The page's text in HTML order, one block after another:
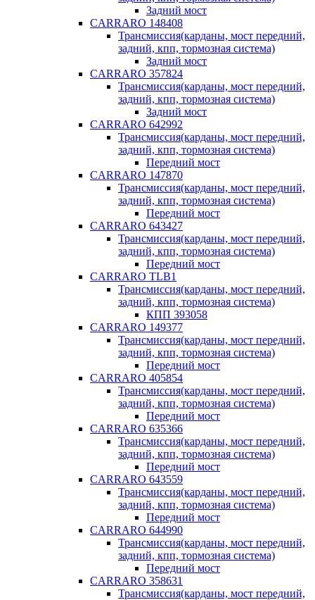
Задний мост
CARRARO 148408
Трансмиссия(карданы, мост передний,
задний, кпп, тормозная система)
Задний мост
CARRARO 357824
Трансмиссия(карданы, мост передний,
задний, кпп, тормозная система)
Задний мост
CARRARO 642992
Трансмиссия(карданы, мост передний,
задний, кпп, тормозная система)
Передний мост
CARRARO 147870
Трансмиссия(карданы, мост передний,
задний, кпп, тормозная система)
Передний мост
CARRARO 643427
Трансмиссия(карданы, мост передний,
задний, кпп, тормозная система)
Передний мост
CARRARO TLB1
Трансмиссия(карданы, мост передний,
задний, кпп, тормозная система)
КПП 393058
CARRARO 149377
Трансмиссия(карданы, мост передний,
задний, кпп, тормозная система)
Передний мост
CARRARO 405854
Трансмиссия(карданы, мост передний,
задний, кпп, тормозная система)
Передний мост
CARRARO 635366
Трансмиссия(карданы, мост передний,
задний, кпп, тормозная система)
Передний мост
CARRARO 643559
Трансмиссия(карданы, мост передний,
задний, кпп, тормозная система)
Передний мост
CARRARO 644990
Трансмиссия(карданы, мост передний,
задний, кпп, тормозная система)
Передний мост
CARRARO 358631
Трансмиссия(карданы, мост передний,